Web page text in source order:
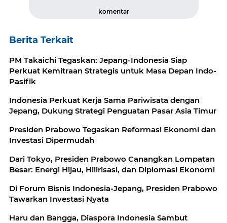
komentar
Berita Terkait
PM Takaichi Tegaskan: Jepang-Indonesia Siap
Perkuat Kemitraan Strategis untuk Masa Depan Indo-
Pasifik
Indonesia Perkuat Kerja Sama Pariwisata dengan
Jepang, Dukung Strategi Penguatan Pasar Asia Timur
Presiden Prabowo Tegaskan Reformasi Ekonomi dan
Investasi Dipermudah
Dari Tokyo, Presiden Prabowo Canangkan Lompatan
Besar: Energi Hijau, Hilirisasi, dan Diplomasi Ekonomi
Di Forum Bisnis Indonesia-Jepang, Presiden Prabowo
Tawarkan Investasi Nyata
Haru dan Bangga, Diaspora Indonesia Sambut